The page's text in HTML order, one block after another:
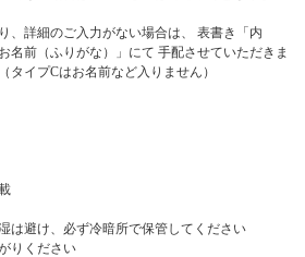
、詳細のご入力がない場合は、 表書き「内
名前（ふりがな）」にて 手配させていただきま
タイプCはお名前など入りません）
は避け、必ず冷暗所で保管してください
りください